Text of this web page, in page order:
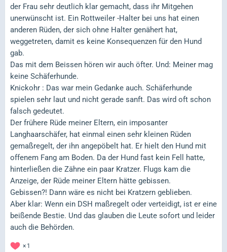
der Frau sehr deutlich klar gemacht, dass ihr Mitgehen
unerwünscht ist. Ein Rottweiler -Halter bei uns hat einen
anderen Rüden, der sich ohne Halter genähert hat,
weggetreten, damit es keine Konsequenzen für den Hund
gab.
Das mit dem Beissen hören wir auch öfter. Und: Meiner mag
keine Schäferhunde.
Knickohr : Das war mein Gedanke auch. Schäferhunde
spielen sehr laut und nicht gerade sanft. Das wird oft schon
falsch gedeutet.
Der frühere Rüde meiner Eltern, ein imposanter
Langhaarschäfer, hat einmal einen sehr kleinen Rüden
gemaßregelt, der ihn angepöbelt hat. Er hielt den Hund mit
offenem Fang am Boden. Da der Hund fast kein Fell hatte,
hinterließen die Zähne ein paar Kratzer. Flugs kam die
Anzeige, der Rüde meiner Eltern hätte gebissen.
Gebissen?! Dann wäre es nicht bei Kratzern geblieben.
Aber klar: Wenn ein DSH maßregelt oder verteidigt, ist er eine
beißende Bestie. Und das glauben die Leute sofort und leider
auch die Behörden.
1